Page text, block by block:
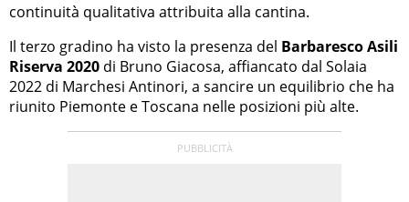
continuità qualitativa attribuita alla cantina.
Il terzo gradino ha visto la presenza del Barbaresco Asili
Riserva 2020 di Bruno Giacosa, affiancato dal Solaia
2022 di Marchesi Antinori, a sancire un equilibrio che ha
riunito Piemonte e Toscana nelle posizioni più alte.